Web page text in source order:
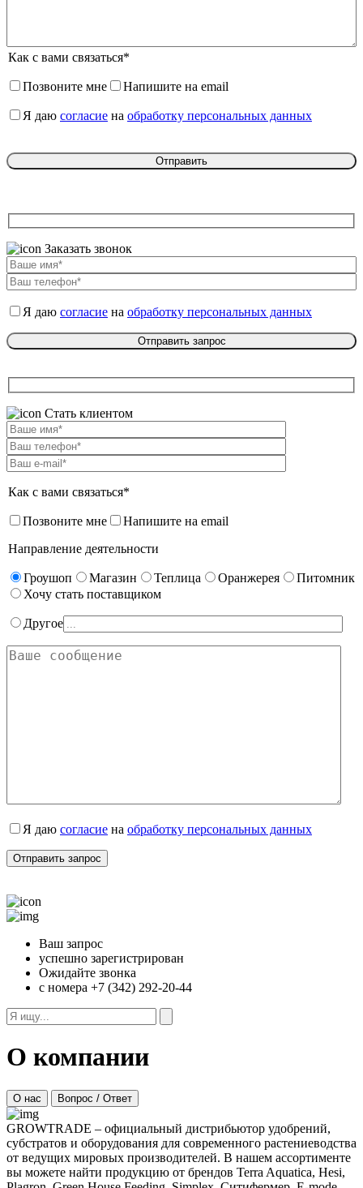
Как с вами связаться*
Позвоните мне Напишите на email
Я даю согласие на обработку персональных данных
Заказать звонок
Я даю согласие на обработку персональных данных
Стать клиентом
Как с вами связаться*
Позвоните мне
Напишите на email
Направление деятельности
Гроушоп Магазин Теплица Оранжерея
Питомник
Хочу стать поставщиком
Другое
Я даю согласие на обработку персональных данных
Ваш запрос
успешно зарегистрирован
Ожидайте звонка
с номера +7 (342) 292-20-44
О компании
О нас Вопрос / Ответ
GROWTRADE – официальный дистрибьютор удобрений,
субстратов и оборудования для современного растениеводства
от ведущих мировых производителей. В нашем ассортименте
вы можете найти продукцию от брендов Terra Aquatica, Hesi,